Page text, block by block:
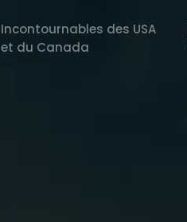
Incontournables des USA
et du Canada